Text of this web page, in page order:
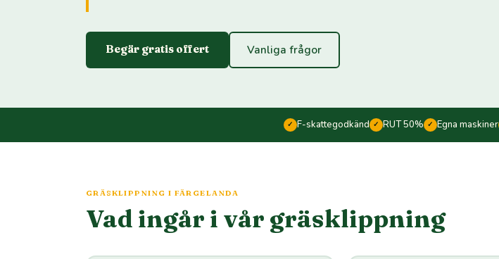
Begär gratis offert Vanliga frågor
✓ F-skattegodkänd ✓ RUT 50% ✓ Egna maskiner
GRÄSKLIPPNING I FÄRGELANDA
Vad ingår i vår gräsklippning